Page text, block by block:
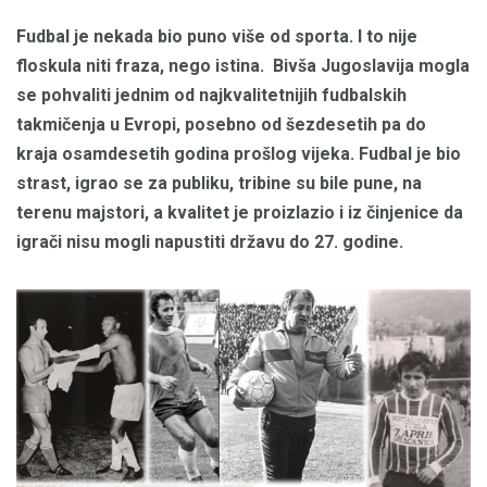
Fudbal je nekada bio puno više od sporta. I to nije
floskula niti fraza, nego istina. Bivša Jugoslavija mogla
se pohvaliti jednim od najkvalitetnijih fudbalskih
takmičenja u Evropi, posebno od šezdesetih pa do
kraja osamdesetih godina prošlog vijeka. Fudbal je bio
strast, igrao se za publiku, tribine su bile pune, na
terenu majstori, a kvalitet je proizlazio i iz činjenice da
igrači nisu mogli napustiti državu do 27. godine.